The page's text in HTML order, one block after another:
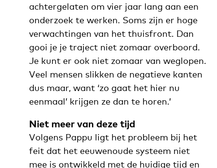
achtergelaten om vier jaar lang aan een
onderzoek te werken. Soms zijn er hoge
verwachtingen van het thuisfront. Dan
gooi je je traject niet zomaar overboord.
Je kunt er ook niet zomaar van weglopen.
Veel mensen slikken de negatieve kanten
dus maar, want ‘zo gaat het hier nu
eenmaal’ krijgen ze dan te horen.’
Niet meer van deze tijd
Volgens Pappu ligt het probleem bij het
feit dat het eeuwenoude systeem niet
mee is ontwikkeld met de huidige tijd en